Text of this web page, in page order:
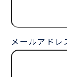
メールアドレ